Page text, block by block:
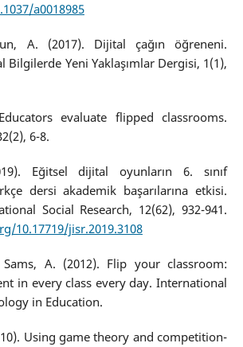
a0018985
A. (2017). Dijital çağın öğreneni.
Bilgilerde Yeni Yaklaşımlar Dergisi, 1(1),
evaluate flipped classrooms.
6-8.
Eğitsel dijital oyunların 6. sınıf
dersi akademik başarılarına etkisi.
Social Research, 12(62), 932-941.
10.17719/jisr.2019.3108
A. (2012). Flip your classroom:
in every class every day. International
in Education.
Using game theory and competition-